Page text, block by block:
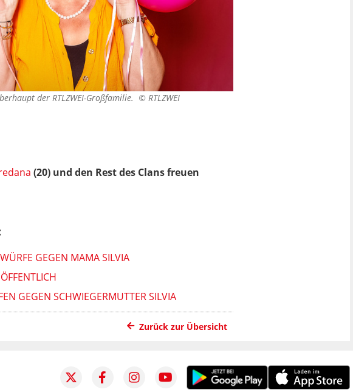
der RTLZWEI-Großfamilie. © RTLZWEI
(20) und den Rest des Clans freuen
GEGEN MAMA SILVIA
GEGEN SCHWIEGERMUTTER SILVIA
Zurück zur Übersicht